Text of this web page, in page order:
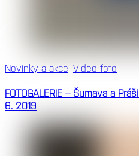
Novinky a akce Video foto
FOTOGALERIE – Šumava a
6. 2019